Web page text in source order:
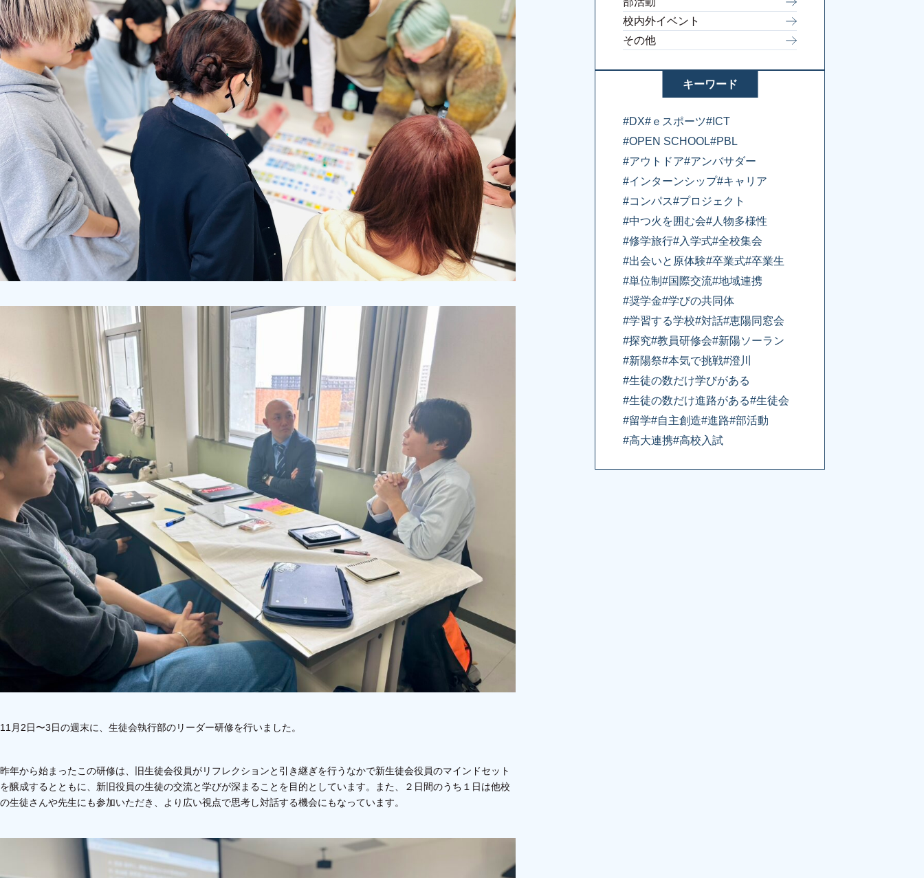
11月2日〜3日の週末に、生徒会執行部のリーダー研修を行いました。
昨年から始まったこの研修は、旧生徒会役員がリフレクションと引き継ぎを行うなかで新生徒会役員のマインドセット
を醸成するとともに、新旧役員の生徒の交流と学びが深まることを目的としています。また、２日間のうち１日は他校
の生徒さんや先生にも参加いただき、より広い視点で思考し対話する機会にもなっています。
校内外イベント
その他
キーワード
#DX#ｅスポーツ#ICT
#OPEN SCHOOL#PBL
#アウトドア#アンバサダー
#インターンシップ#キャリア
#コンパス#プロジェクト
#中つ火を囲む会#人物多様性
#修学旅行#入学式#全校集会
#出会いと原体験#卒業式#卒業生
#単位制 #国際交流#地域連携
#奨学金#学びの共同体
#学習する学校#対話#恵陽同窓会
#探究#教員研修会#新陽ソーラン
#新陽祭#本気で挑戦#澄川
#生徒の数だけ学びがある
#生徒の数だけ進路がある#生徒会
#留学#自主創造#進路#部活動
#高大連携#高校入試